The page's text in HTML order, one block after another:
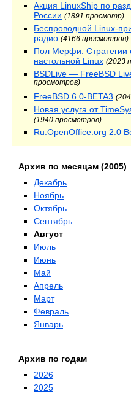
Акция LinuxShip по
России (1891 просмотр)
Беспроводной Linux-
радио (4166 просмотров)
Пол Мерфи: Стратегии
настольной Linux (2023
BSDLive — FreeBSD
просмотров)
FreeBSD 6.0-BETA3
Новая услуга от
(1940 просмотров)
Ru.OpenOffice.org 2.0
Архив по месяцам (2005)
Декабрь
Ноябрь
Октябрь
Сентябрь
Август
Июль
Июнь
Май
Апрель
Март
Февраль
Январь
Архив по годам
2026
2025